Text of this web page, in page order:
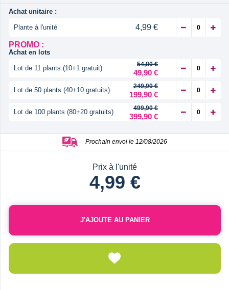
Achat unitaire :
Plante à l'unité
4,99 €
PROMO :
Achat en lots
Lot de 11 plants (10+1 gratuit) 54,80 €
49,90 €
Lot de 50 plants (40+10 gratuits) 249,90 €
199,90 €
Lot de 100 plants (80+20 gratuits) 499,90 €
399,90 €
Prochain envoi le 12/08/2026
Prix à l'unité
4,99 €
J'AJOUTE AU PANIER